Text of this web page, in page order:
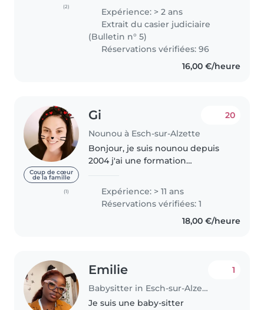
(2)
services on weekdays and
weekends. Responsible, patient,
and full of energy, I'd..
Expérience: > 2 ans
Extrait du casier judiciaire
(Bulletin n° 5)
Réservations vérifiées: 96
16,00 €/heure
Coup de cœur
de la famille
(1)
Gi
Nounou à Esch-sur-Alzette
20
Bonjour, je suis nounou depuis
2004 j'ai une formation
références . Voilà pour les
présentations, Je suis disponible
les matins pour du babysiting..
Expérience: > 11 ans
Réservations vérifiées: 1
18,00 €/heure
Emilie
Babysitter in Esch-sur-Alzette
1
Je suis une baby-sitter